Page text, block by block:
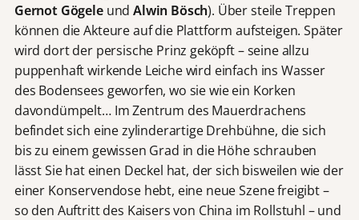
Gernot Gögele und Alwin Bösch). Über steile Treppen
können die Akteure auf die Plattform aufsteigen. Später
wird dort der persische Prinz geköpft – seine allzu
puppenhaft wirkende Leiche wird einfach ins Wasser
des Bodensees geworfen, wo sie wie ein Korken
davondümpelt… Im Zentrum des Mauerdrachens
befindet sich eine zylinderartige Drehbühne, die sich
bis zu einem gewissen Grad in die Höhe schrauben
lässt Sie hat einen Deckel hat, der sich bisweilen wie der
einer Konservendose hebt, eine neue Szene freigibt –
so den Auftritt des Kaisers von China im Rollstuhl – und